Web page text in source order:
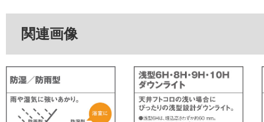
関連画像